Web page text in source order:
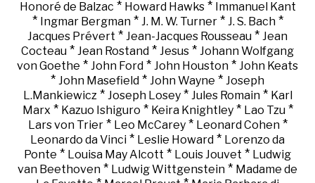
Honoré de Balzac * Howard Hawks* Immanuel Kant
* Ingmar Bergman* J. M. W. Turner* J. S. Bach*
Jacques Prévert * Jean-Jacques Rousseau * Jean
Cocteau * Jean Rostand * Jesus * Johann Wolfgang
von Goethe * John Ford * John Houston * John Keats
* John Masefield * John Wayne * Joseph
L.Mankiewicz* Joseph Losey* Jules Romain* Karl
Marx * Kazuo Ishiguro * Keira Knightley* Lao Tzu*
Lars von Trier* Leo McCarey* Leonard Cohen*
Leonardo da Vinci * Leslie Howard * Lorenzo da
Ponte * Louisa May Alcott * Louis Jouvet * Ludwig
van Beethoven * Ludwig Wittgenstein * Madame de